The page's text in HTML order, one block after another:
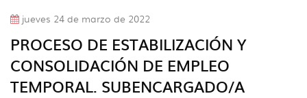
jueves 24 de marzo de 2022
PROCESO DE ESTABILIZACIÓN Y
CONSOLIDACIÓN DE EMPLEO
TEMPORAL. SUBENCARGADO/A